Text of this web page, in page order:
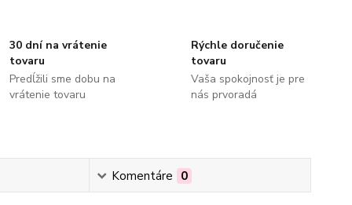
30 dní na vrátenie
tovaru
Predĺžili sme dobu na
vrátenie tovaru
Rýchle doručenie
tovaru
Vaša spokojnosť je pre
nás prvoradá
Komentáre 0